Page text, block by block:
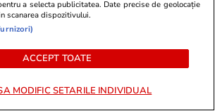
a selecta publicitatea. Date precise de geolocație
scanarea dispozitivului.
ACCEPT TOATE
MODIFIC SETARILE INDIVIDUAL